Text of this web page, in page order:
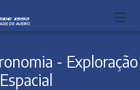
- Exploração
Espacial